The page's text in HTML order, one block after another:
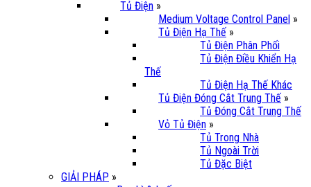
Tủ Điện »
Medium Voltage Control Panel »
Tủ Điện Hạ Thế »
Tủ Điện Phân Phối
Tủ Điện Điều Khiển Hạ
Thế
Tủ Điện Hạ Thế Khác
Tủ Điện Đóng Cắt Trung Thế »
Tủ Đóng Cắt Trung Thế
Vỏ Tủ Điện »
Tủ Trong Nhà
Tủ Ngoài Trời
Tủ Đặc Biệt
GIẢI PHÁP »